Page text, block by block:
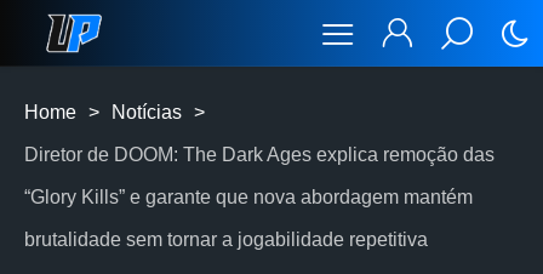
Home > Notícias >
Diretor de DOOM: The Dark Ages explica remoção das
“Glory Kills” e garante que nova abordagem mantém
brutalidade sem tornar a jogabilidade repetitiva